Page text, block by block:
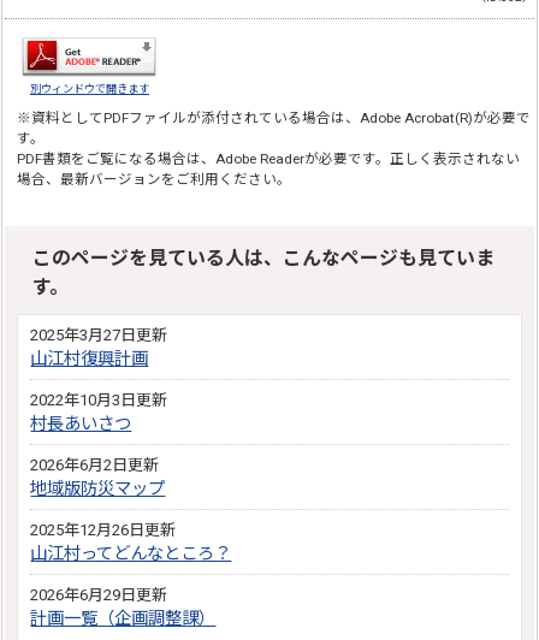
別ウィンドウで開きます
※資料としてPDFファイルが添付されている場合は、 Adobe Acrobat(R)が必要で
す。
PDF書類をご覧になる場合は、 Adobe Readerが必要です。正しく表示されない
場合、最新バージョンをご利用ください。
このページを見ている人は、こんなページも見ていま
す。
2025年3月27日更新
山江村復興計画
2022年10月3日更新
村長あいさつ
2026年6月2日更新
地域版防災マップ
2025年12月26日更新
山江村ってどんなところ？
2026年6月29日更新
計画一覧（企画調整課）